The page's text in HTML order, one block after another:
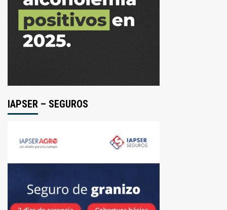
IAPSER – SEGUROS